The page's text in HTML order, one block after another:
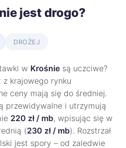
jest drogo?
DROŻEJ
w Krośnie są uczciwe?
z krajowego rynku
ceny mają się do średniej.
przewidywalne i utrzymują
220 zł / mb, wpisując się w
(230 zł / mb). Rozstrzał
jest spory – od zaledwie